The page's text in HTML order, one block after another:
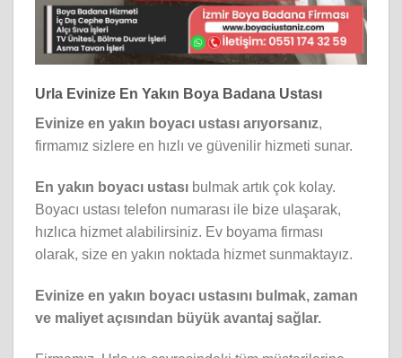
Urla Evinize En Yakın Boya Badana Ustası
Evinize en yakın boyacı ustası arıyorsanız,
firmamız sizlere en hızlı ve güvenilir hizmeti sunar.
En yakın boyacı ustası bulmak artık çok kolay.
Boyacı ustası telefon numarası ile bize ulaşarak,
hızlıca hizmet alabilirsiniz. Ev boyama firması
olarak, size en yakın noktada hizmet sunmaktayız.
Evinize en yakın boyacı ustasını bulmak, zaman
ve maliyet açısından büyük avantaj sağlar.